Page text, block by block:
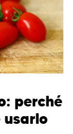
perché
usarlo